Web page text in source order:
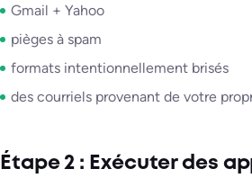
Gmail + Yahoo
pièges à spam
formats intentionnellement brisés
des courriels provenant de votre
Étape 2 : Exécuter des